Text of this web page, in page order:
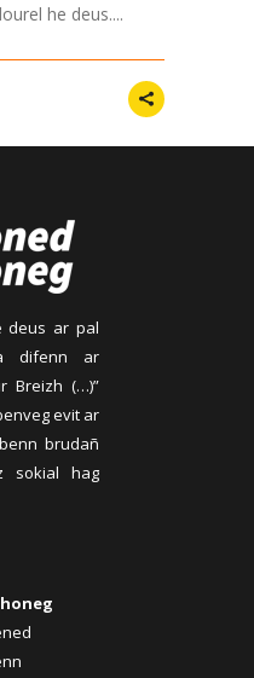
he deus....
ar pal
difenn ar
Breizh (…)”
evit ar
brudañ
sokial hag